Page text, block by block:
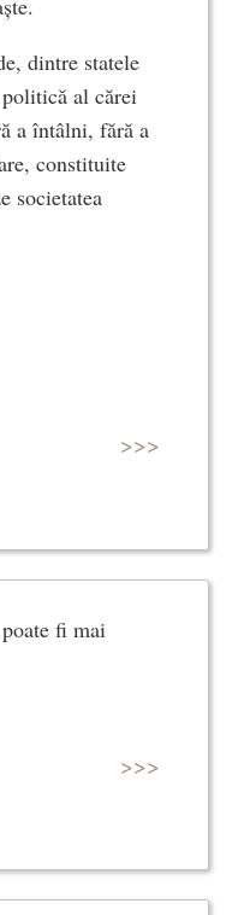
dintre statele
al cărei
a întâlni, fără a
constituite
societatea
>>>
fi mai
>>>